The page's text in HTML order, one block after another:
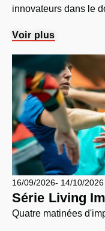
innovateurs dans le
Voir plus
16/09/2026- 14/10/2026
Série Living
Quatre matinées